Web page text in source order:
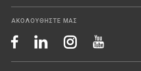
ΑΚΟΛΟΥΘΗΣΤΕ ΜΑΣ